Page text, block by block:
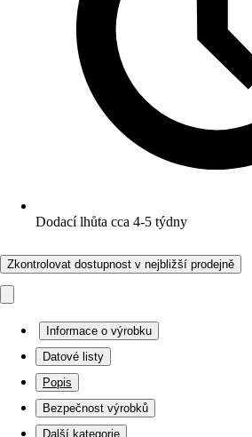
Dodací lhůta cca 4-5 týdny
Zkontrolovat dostupnost v nejbližší prodejně
Informace o výrobku
Datové listy
Popis
Bezpečnost výrobků
Další kategorie